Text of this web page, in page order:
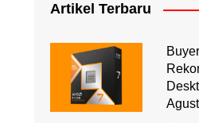
Artikel Terbaru